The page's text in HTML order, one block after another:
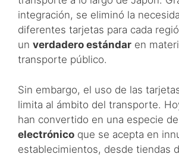
integración, se eliminó la
diferentes tarjetas para cada
un verdadero estándar en
transporte público.
Sin embargo, el uso de las
limita al ámbito del transporte.
han convertido en una especie de
electrónico que se acepta en
establecimientos, desde tiendas